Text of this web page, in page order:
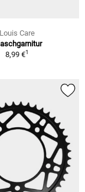
Louis Care
8,99 €1